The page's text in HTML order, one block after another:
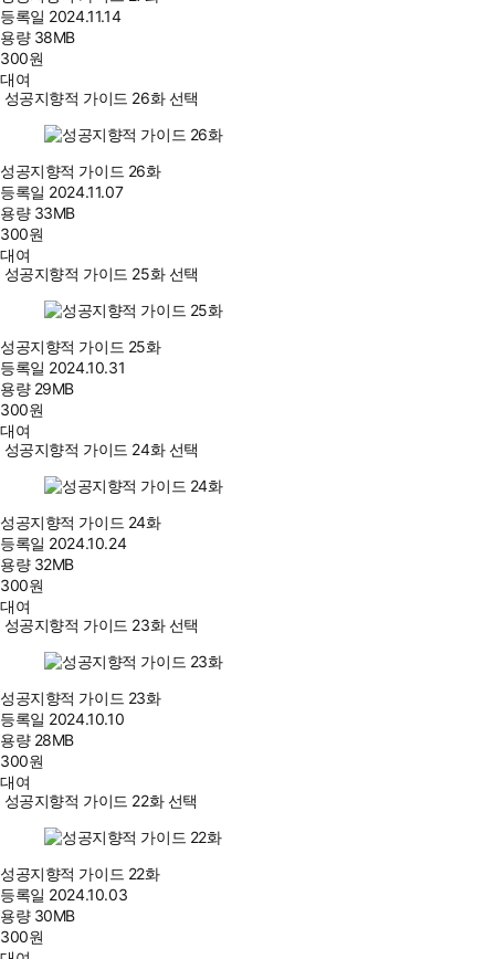
등록일 2024.11.14
용량 38MB
300원
대여
성공지향적 가이드 26화 선택
성공지향적 가이드 26화
등록일 2024.11.07
용량 33MB
300원
대여
성공지향적 가이드 25화 선택
성공지향적 가이드 25화
등록일 2024.10.31
용량 29MB
300원
대여
성공지향적 가이드 24화 선택
성공지향적 가이드 24화
등록일 2024.10.24
용량 32MB
300원
대여
성공지향적 가이드 23화 선택
성공지향적 가이드 23화
등록일 2024.10.10
용량 28MB
300원
대여
성공지향적 가이드 22화 선택
성공지향적 가이드 22화
등록일 2024.10.03
용량 30MB
300원